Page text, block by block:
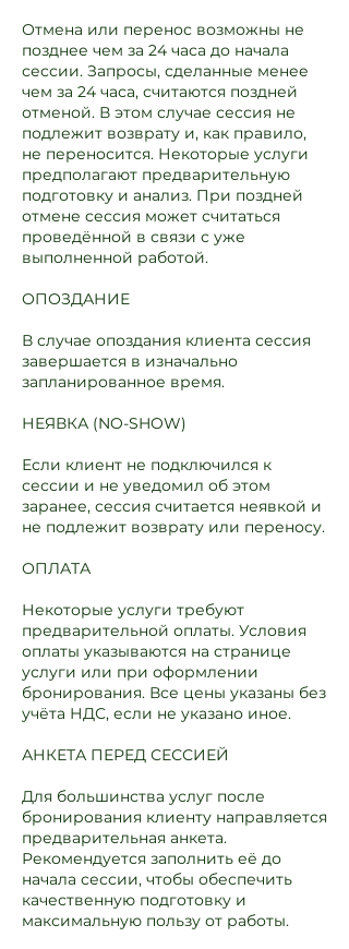
Отмена или перенос возможны не
позднее чем за 24 часа до начала
сессии. Запросы, сделанные менее
чем за 24 часа, считаются поздней
отменой. В этом случае сессия не
подлежит возврату и, как правило,
не переносится. Некоторые услуги
предполагают предварительную
подготовку и анализ. При поздней
отмене сессия может считаться
проведённой в связи с уже
выполненной работой.
ОПОЗДАНИЕ
В случае опоздания клиента сессия
завершается в изначально
запланированное время.
НЕЯВКА (NO-SHOW)
Если клиент не подключился к
сессии и не уведомил об этом
заранее, сессия считается неявкой и
не подлежит возврату или переносу.
ОПЛАТА
Некоторые услуги требуют
предварительной оплаты. Условия
оплаты указываются на странице
услуги или при оформлении
бронирования. Все цены указаны без
учёта НДС, если не указано иное.
АНКЕТА ПЕРЕД СЕССИЕЙ
Для большинства услуг после
бронирования клиенту направляется
предварительная анкета.
Рекомендуется заполнить её до
начала сессии, чтобы обеспечить
качественную подготовку и
максимальную пользу от работы.